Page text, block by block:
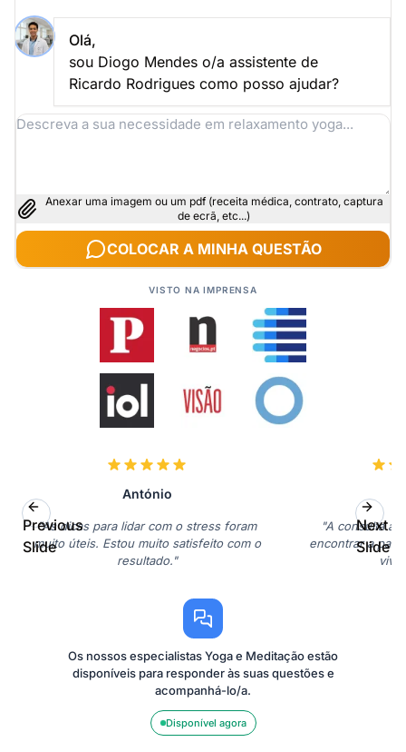
Olá,
sou Diogo Mendes o/a assistente de
Ricardo Rodrigues como posso ajudar?
Anexar uma imagem ou um pdf (receita médica, contrato, captura
de ecrã, etc...)
COLOCAR A MINHA QUESTÃO
VISTO NA IMPRENSA
António
"As dicas para lidar com o stress foram
muito úteis. Estou muito satisfeito com o
resultado."
"A consulta
encontrar a paz
Previous
Slide
Next
Slide
Os nossos especialistas Yoga e Meditação estão
disponíveis para responder às suas questões e
acompanhá-lo/a.
Disponível agora